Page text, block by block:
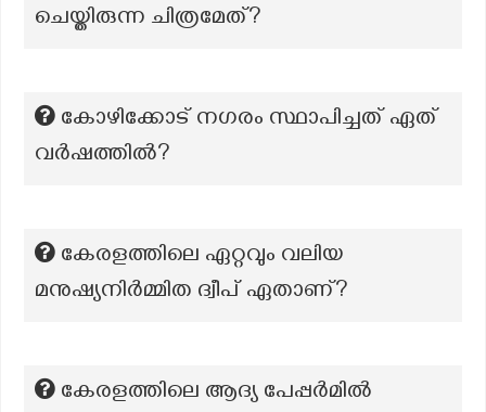
ചെയ്തിരുന്ന ചിത്രമേത്?
കോഴിക്കോട് നഗരം സ്ഥാപിച്ചത് ഏത്
വർഷത്തിൽ?
കേരളത്തിലെ ഏറ്റവും വലിയ
മനുഷ്യനിർമ്മിത ദ്വീപ് ഏതാണ്?
കേരളത്തിലെ ആദ്യ പേപ്പർമിൽ